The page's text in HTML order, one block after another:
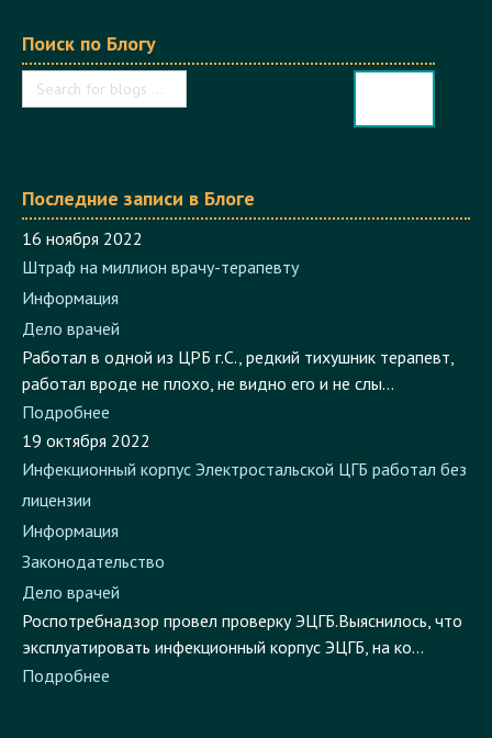
Поиск по Блогу
Последние записи в Блоге
16 ноября 2022
Штраф на миллион врачу-терапевту
Информация
Дело врачей
Работал в одной из ЦРБ г.С., редкий тихушник терапевт,
работал вроде не плохо, не видно его и не слы...
Подробнее
19 октября 2022
Инфекционный корпус Электростальской ЦГБ работал без
лицензии
Информация
Законодательство
Дело врачей
Роспотребнадзор провел проверку ЭЦГБ.Выяснилось, что
эксплуатировать инфекционный корпус ЭЦГБ, на ко...
Подробнее